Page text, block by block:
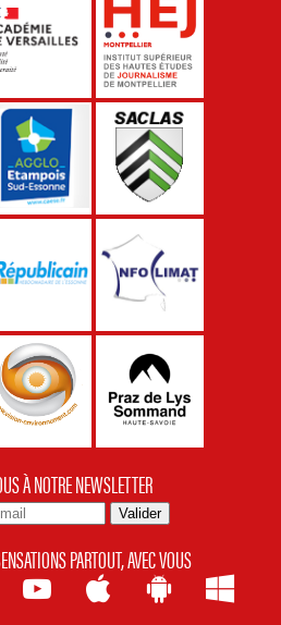
À NOTRE NEWSLETTER
PARTOUT, AVEC VOUS
   